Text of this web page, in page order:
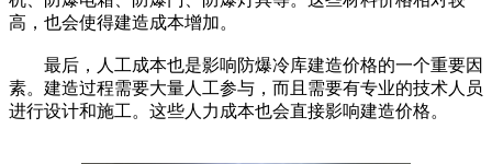
高，也会使得建造成本增加。
最后，人工成本也是影响防爆冷库建造价格的一个重要因
素。建造过程需要大量人工参与，而且需要有专业的技术人员
进行设计和施工。这些人力成本也会直接影响建造价格。